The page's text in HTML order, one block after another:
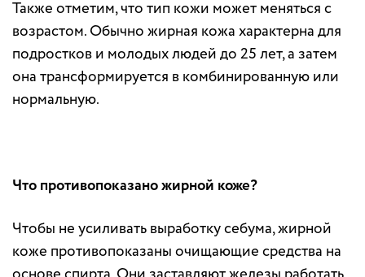
Также отметим, что тип кожи может меняться с
возрастом. Обычно жирная кожа характерна для
подростков и молодых людей до 25 лет, а затем
она трансформируется в комбинированную или
нормальную.
Что противопоказано жирной коже?
Чтобы не усиливать выработку себума, жирной
коже противопоказаны очищающие средства на